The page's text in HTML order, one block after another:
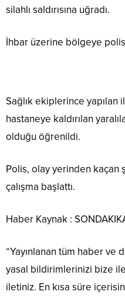
silahlı saldırısına uğradı.
İhbar üzerine bölgeye
Sağlık ekiplerince yapılan
hastaneye kaldırılan
olduğu öğrenildi.
Polis, olay yerinden kaçan
çalışma başlattı.
Haber Kaynak :
“Yayınlanan tüm haber
yasal bildirimlerinizi bize
iletiniz. En kısa süre